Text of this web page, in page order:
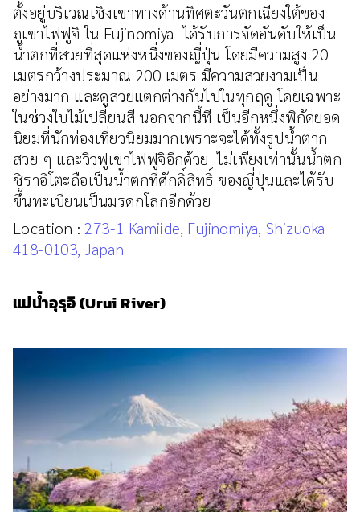
ตั้งอยู่บริเวณเชิงเขาทางด้านทิศตะวันตกเฉียงใต้ของ
ภูเขาไฟฟูจิ ใน Fujinomiya ได้รับการจัดอันดับให้เป็น
น้ำตกที่สวยที่สุดแห่งหนึ่งของญี่ปุ่น โดยมีความสูง 20
เมตรกว้างประมาณ 200 เมตร มีความสวยงามเป็น
อย่างมาก และดูสวยแตกต่างกันไปในทุกฤดู โดยเฉพาะ
ในช่วงใบไม้เปลี่ยนสี นอกจากนี้ที เป็นอีกหนึ่งพิกัดยอด
นิยมที่นักท่องเที่ยวนิยมมากเพราะจะได้ทั้งรูปน้ำตาก
สวย ๆ และวิวฟูเขาไฟฟูจิอีกด้วย ไม่เพียงเท่านั้นน้ำตก
ชิราอิโตะถือเป็นน้ำตกที่ศักดิ์สิทธิ์ ของญี่ปุ่นและได้รับ
ขึ้นทะเบียนเป็นมรดกโลกอีกด้วย
Location :273-1 Kamiide, Fujinomiya, Shizuoka
418-0103, Japan
แม่น้ำอุรุอิ (Urui River)